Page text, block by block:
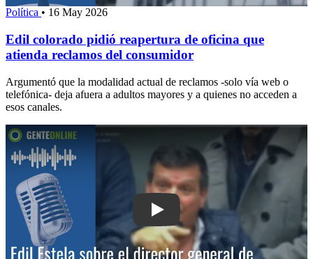
Política • 16 May 2026
Edil colorado pidió reapertura de oficina que
atienda reclamos del consumidor
Argumentó que la modalidad actual de reclamos -solo vía web o
telefónica- deja afuera a adultos mayores y a quienes no acceden a
esos canales.
Play: Edil Estela sobre el director